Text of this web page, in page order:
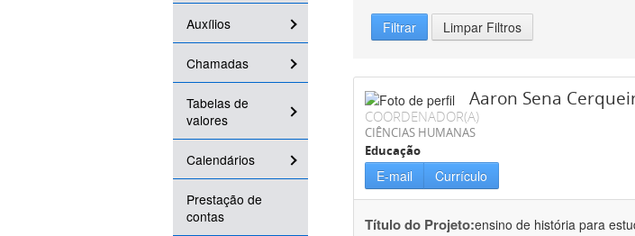
Auxílios
Chamadas
Tabelas de
valores
Calendários
Prestação de
contas
Filtrar Limpar Filtros
Aaron Sena
COORDENADOR(A)
CIÊNCIAS HUMANAS
Educação
E-mail Currículo
Título do Projeto:ensino de história para